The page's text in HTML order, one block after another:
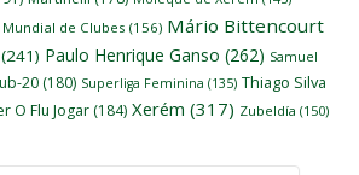
Mundial de Clubes (156) Mário Bittencourt
(241) Paulo Henrique Ganso (262) Samuel
20 (180) Superliga Feminina (135) Thiago Silva
O Flu Jogar (184) Xerém (317) Zubeldía (150)